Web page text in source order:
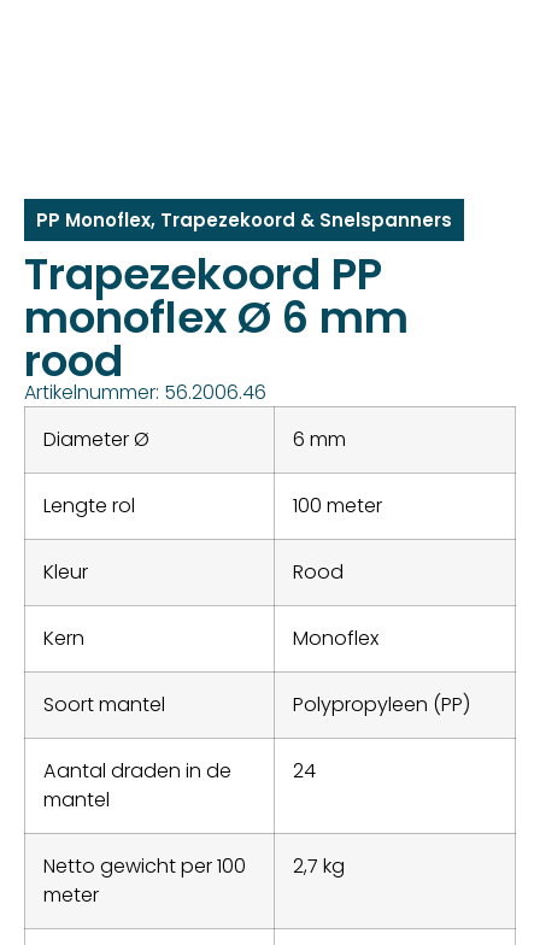
PP Monoflex, Trapezekoord & Snelspanners
Trapezekoord PP
monoflex Ø 6 mm
rood
Artikelnummer: 56.2006.46
Diameter Ø
6 mm
Lengte rol 100 meter
Kleur Rood
Kern Monoflex
Soort mantel Polypropyleen (PP)
Aantal draden in de
mantel
24
Netto gewicht per 100
meter
2,7 kg